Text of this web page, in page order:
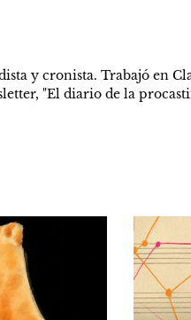
y cronista. Trabajó en
"El diario de la